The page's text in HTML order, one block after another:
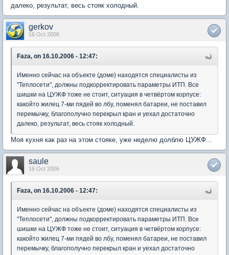
далеко, результат, весь стояк холодный.
gerkov
16 Oct 2006
Faza, on 16.10.2006 - 12:47:
Именно сейчас на объекте (доме) находятся специалисты из
"Теплосети", должны подкорректировать параметры ИТП. Все
шишки на ЦУЖФ тоже не стоит, ситуация в четвёртом корпусе:
какойто жилец 7-ми пядей во лбу, поменял батареи, не поставил
перемычку, благополучно перекрыл кран и уехал достаточно
далеко, результат, весь стояк холодный.
Моя кухня как раз на этом стояке, уже неделю долблю ЦУЖФ...
saule
16 Oct 2006
Faza, on 16.10.2006 - 12:47:
Именно сейчас на объекте (доме) находятся специалисты из
"Теплосети", должны подкорректировать параметры ИТП. Все
шишки на ЦУЖФ тоже не стоит, ситуация в четвёртом корпусе:
какойто жилец 7-ми пядей во лбу, поменял батареи, не поставил
перемычку, благополучно перекрыл кран и уехал достаточно